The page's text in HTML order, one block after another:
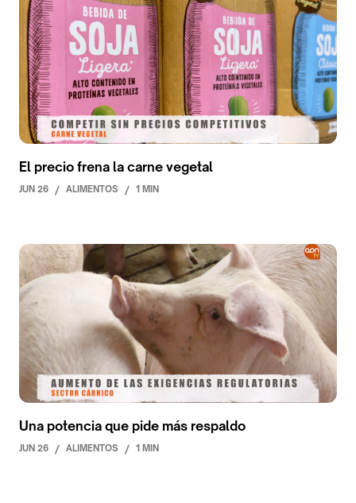
El precio frena la carne vegetal
JUN 26 / ALIMENTOS / 1 MIN
Una potencia que pide más respaldo
JUN 26 / ALIMENTOS / 1 MIN